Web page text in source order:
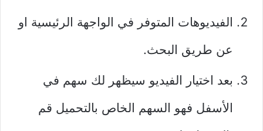
الفيديوهات المتوفر في الواجهة الرئيسية او
عن طريق البحث.
بعد اختيار الفيديو سيظهر لك سهم في
الأسفل فهو السهم الخاص بالتحميل قم